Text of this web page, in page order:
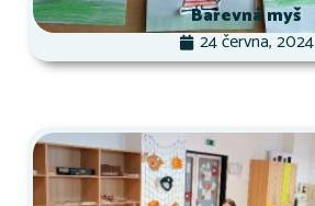
Barevná myš
24 června, 2024